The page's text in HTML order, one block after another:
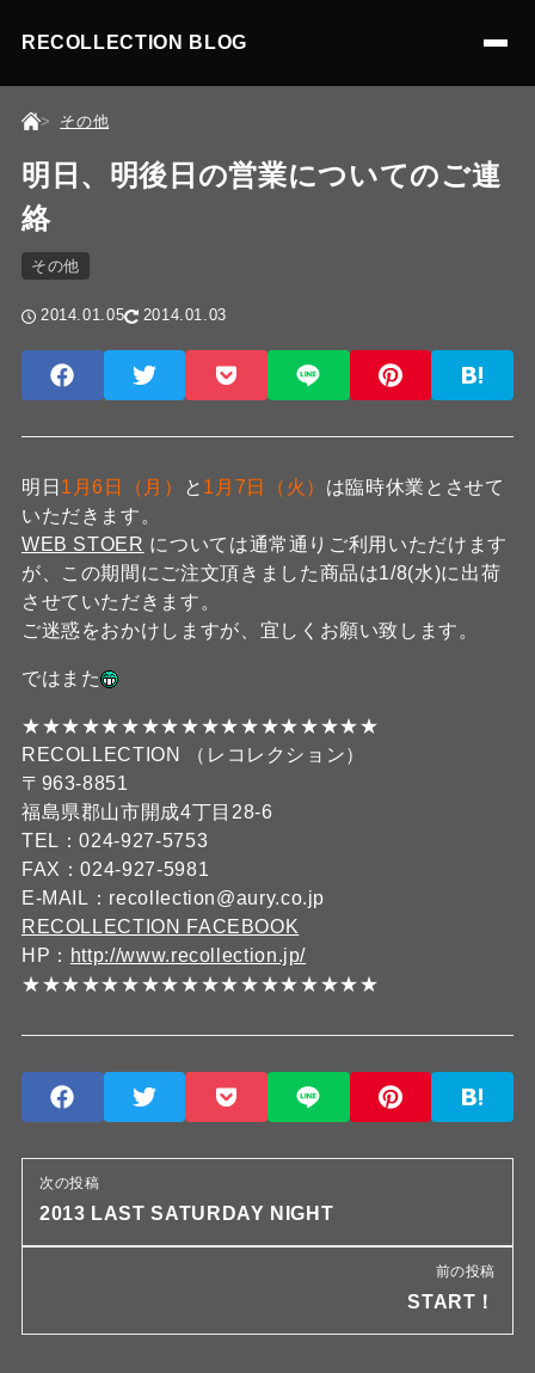
RECOLLECTION BLOG
その他
明日、明後日の営業についてのご連
絡
その他
2014.01.05 2014.01.03
明日 1月6日（月） と 1月7日（火） は臨時休業とさせて
いただきます。
WEB STOER については通常通りご利用いただけます
が、この期間にご注文頂きました商品は1/8(水)に出荷
させていただきます。
ご迷惑をおかけしますが、宜しくお願い致します。
ではまた
★★★★★★★★★★★★★★★★★★
RECOLLECTION （レコレクション）
〒963-8851
福島県郡山市開成4丁目28-6
TEL：024-927-5753
FAX：024-927-5981
E-MAIL：recollection@aury.co.jp
RECOLLECTION FACEBOOK
HP： http://www.recollection.jp/
★★★★★★★★★★★★★★★★★★
次の投稿
2013 LAST SATURDAY NIGHT
前の投稿
START！